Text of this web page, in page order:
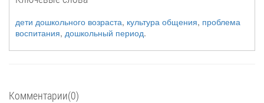
дети дошкольного возраста, культура общения, проблема
воспитания, дошкольный период.
Комментарии(0)